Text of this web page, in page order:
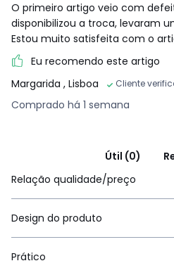
O primeiro artigo veio com
disponibilizou a troca, levaram
Estou muito satisfeita com o
Eu recomendo este artigo
Margarida , Lisboa Cliente
Comprado há 1 semana
Útil (0)
Relação qualidade/preço
Design do produto
Prático